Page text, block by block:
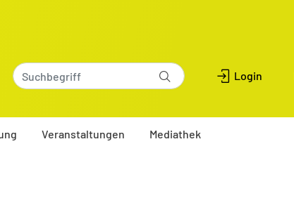
Login
Veranstaltungen Mediathek